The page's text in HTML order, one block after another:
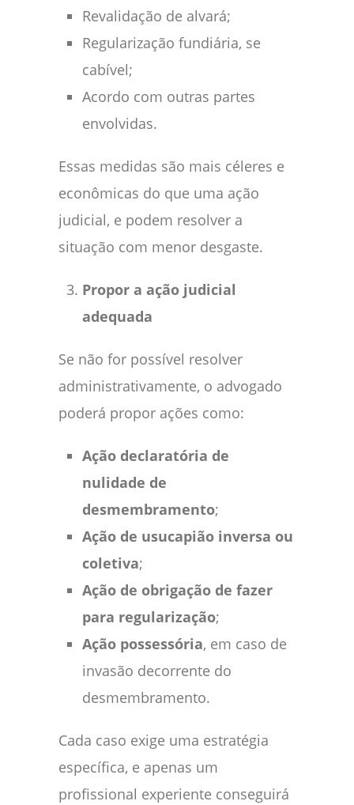
Revalidação de alvará;
Regularização fundiária, se
cabível;
Acordo com outras partes
envolvidas.
Essas medidas são mais céleres e
econômicas do que uma ação
judicial, e podem resolver a
situação com menor desgaste.
Propor a ação judicial
adequada
Se não for possível resolver
administrativamente, o advogado
poderá propor ações como:
Ação declaratória de
nulidade de
desmembramento;
Ação de usucapião inversa ou
coletiva;
Ação de obrigação de fazer
para regularização;
Ação possessória, em caso de
invasão decorrente do
desmembramento.
Cada caso exige uma estratégia
específica, e apenas um
profissional experiente conseguirá